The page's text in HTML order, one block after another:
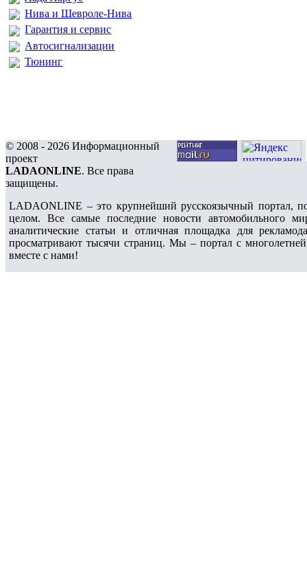
Нива и Шевроле-Нива
Гарантия и сервис
Автосигнализации
Тюнинг
© 2008 - 2026 Информационный
проект
LADAONLINE. Все права
защищены.
LADAONLINE – это крупнейший русскоязычный портал,
целом. Все самые последние новости автомобильного
аналитические статьи и отличная площадка для
просматривают тысячи страниц. Мы – портал с
вместе с нами!